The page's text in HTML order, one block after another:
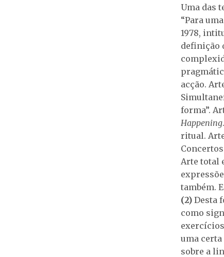
Uma das
“Para
1978,
definição
acção.
forma”.
Happening.
ritual.
Arte total
também.
(2) Desta
como
uma certa
sobre a